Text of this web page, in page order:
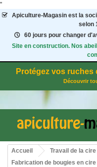
"
Apiculture-Magasinest la
selon
60 jours pour changer
Site en construction. Nos
Protégez vos
Découvrir
Accueil
Travail de la
Fabrication de bougies en